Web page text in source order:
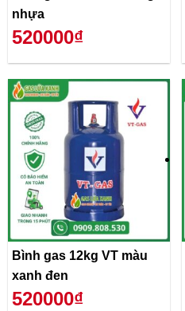
nhựa
520000₫
Bình gas 12kg VT màu
xanh đen
520000₫